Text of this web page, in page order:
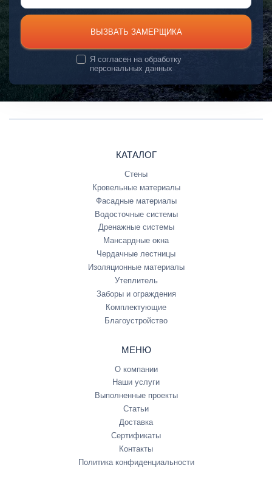
ВЫЗВАТЬ ЗАМЕРЩИКА
Я согласен наобработку
персональных данных
КАТАЛОГ
Стены
Кровельные материалы
Фасадные материалы
Водосточные системы
Дренажные системы
Мансардные окна
Чердачные лестницы
Изоляционные материалы
Утеплитель
Заборы и ограждения
Комплектующие
Благоустройство
МЕНЮ
О компании
Наши услуги
Выполненные проекты
Статьи
Доставка
Сертификаты
Контакты
Политика конфиденциальности